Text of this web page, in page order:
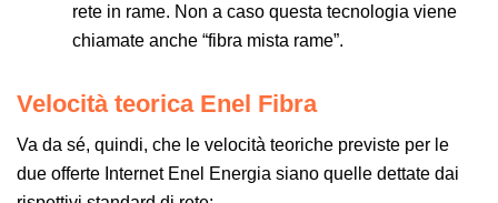
rete in rame. Non a caso questa tecnologia viene
chiamate anche “fibra mista rame”.
Velocità teorica Enel Fibra
Va da sé, quindi, che le velocità teoriche previste per le
due offerte Internet Enel Energia siano quelle dettate dai